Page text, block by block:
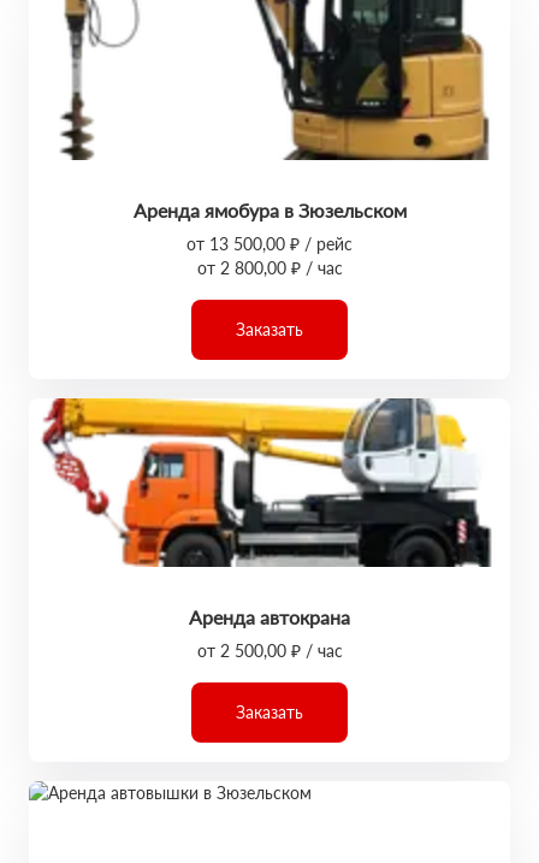
Аренда ямобура в Зюзельском
от 13 500,00 ₽ / рейс
от 2 800,00 ₽ / час
Заказать
Аренда автокрана
от 2 500,00 ₽ / час
Заказать